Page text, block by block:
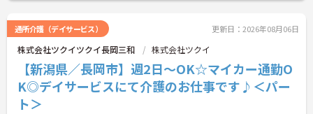
通所介護（デイサービス） 更新日：2026年08月06日
株式会社ツクイツクイ長岡三和 株式会社ツクイ
【新潟県／長岡市】週2日～OK☆マイカー通勤O
K◎デイサービスにて介護のお仕事です♪＜パー
ト＞